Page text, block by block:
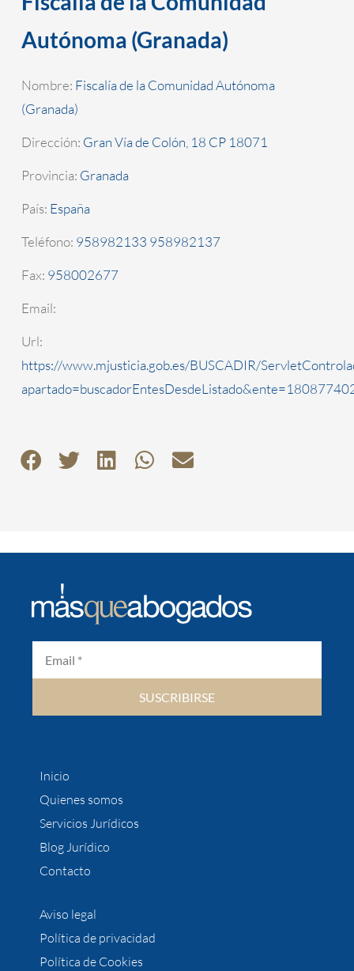
Autónoma (Granada)
Nombre: Fiscalía de la Comunidad Autónoma
(Granada)
Dirección: Gran Vía de Colón, 18 CP 18071
Provincia: Granada
País: España
Teléfono: 958982133 958982137
Fax: 958002677
Email:
Url:
https://www.mjusticia.gob.es/BUSCADIR/
SUSCRIBIRSE
Inicio
Quienes somos
Servicios Jurídicos
Blog Jurídico
Contacto
Aviso legal
Política de privacidad
Política de Cookies